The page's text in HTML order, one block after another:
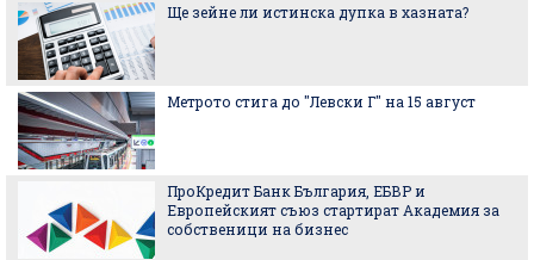
Ще зейне ли истинска дупка в хазната?
Метрото стига до "Левски Г" на 15 август
ПроКредит Банк България, ЕБВР и
Европейският съюз стартират Академия за
собственици на бизнес